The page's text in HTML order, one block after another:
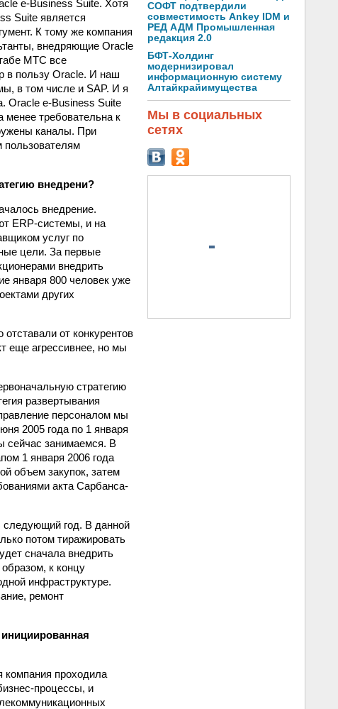
e-Business Suite. Хотя
Suite является
К тому же компания
внедряющие Oracle
МТС все
в пользу Oracle. И наш
в том числе и SAP. И я
Oracle e-Business Suite
требовательна к
каналы. При
пользователям
внедрени?
внедрение.
ERP-системы, и на
услуг по
цели. За первые
внедрить
января 800 человек уже
других
от конкурентов
еще агрессивнее, но мы
стратегию
развертывания
персоналом мы
2005 года по 1 января
сейчас занимаемся. В
1 января 2006 года
объем закупок, затем
акта Сарбанса-
следующий год. В данной
потом тиражировать
сначала внедрить
к концу
инфраструктуре.
ремонт
компания проходила
процессы, и
СОФТ подтвердили
совместимость Ankey IDM и
РЕД АДМ Промышленная
редакция 2.0
БФТ-Холдинг
модернизировал
информационную систему
Алтайкрайимущества
Мы в социальных
сетях